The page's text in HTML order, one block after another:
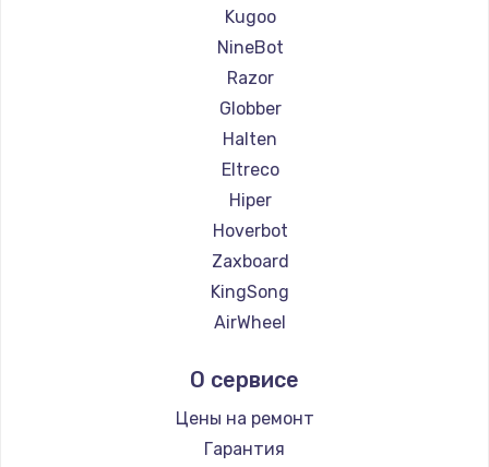
Ремонт самокатов KIRIN
Kugoo
NineBot
Razor
Globber
Halten
Eltreco
Hiper
Hoverbot
Zaxboard
KingSong
AirWheel
Hunter
Shorner
Joyor
О сервисе
Цены на ремонт
Гарантия